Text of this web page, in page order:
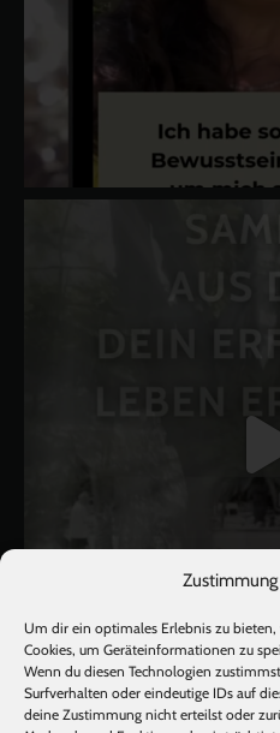
Um dir ein optimales Erlebnis zu
Cookies, um Geräteinformationen zu
Wenn du diesen Technologien
Surfverhalten oder eindeutige IDs auf
deine Zustimmung nicht erteilst oder